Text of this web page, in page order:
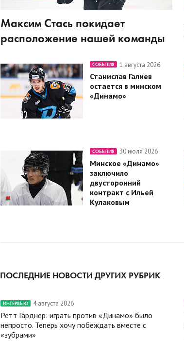
Максим Стась покидает
расположение нашей команды
СОБЫТИЯ 1 августа 2026
Станислав Галиев
остается в минском
«Динамо»
СОБЫТИЯ 30 июля 2026
Минское «Динамо»
заключило
двусторонний
контракт с Ильей
Кулаковым
ПОСЛЕДНИЕ НОВОСТИ ДРУГИХ РУБРИК
ИНТЕРВЬЮ 4 августа 2026
Ретт Гарднер: играть против «Динамо» было
непросто. Теперь хочу побеждать вместе с
«зубрами»